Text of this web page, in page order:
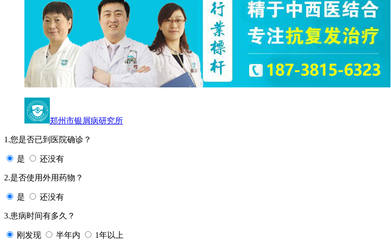
郑州市银屑病研究所
1.您是否已到医院确诊？
是 还没有
2.是否使用外用药物？
是 还没有
3.患病时间有多久？
刚发现 半年内 1年以上